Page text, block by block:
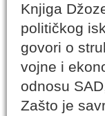
Knjiga
političkog
govori o
vojne i
odnosu
Zašto je